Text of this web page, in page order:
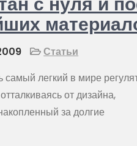
с нуля и
Статьи
легкий в мире
от дизайна,
за долгие